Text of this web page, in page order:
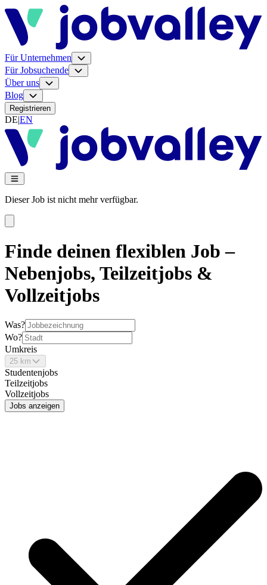
Für Unternehmen
Für Jobsuchende
Über uns
Blog
Registrieren
DE|EN
Dieser Job ist nicht mehr verfügbar.
Finde deinen flexiblen Job –
Nebenjobs, Teilzeitjobs &
Vollzeitjobs
Was?
Wo?
Umkreis
25 km
Studentenjobs
Teilzeitjobs
Vollzeitjobs
Jobs anzeigen